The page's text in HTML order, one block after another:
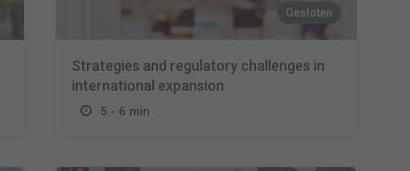
Gesloten
Strategies and regulatory challenges in
international expansion
5 - 6 min